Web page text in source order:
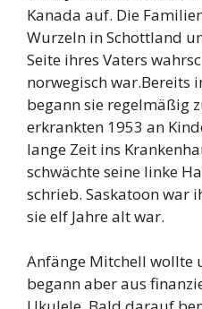
Kanada auf. Die
Wurzeln in Schottland
Seite ihres Vaters
norwegisch war.Bereits
begann sie regelmäßig
erkrankten 1953 an
lange Zeit ins
schwächte seine linke
schrieb. Saskatoon war
sie elf Jahre alt war.
Anfänge Mitchell wollte
begann aber aus